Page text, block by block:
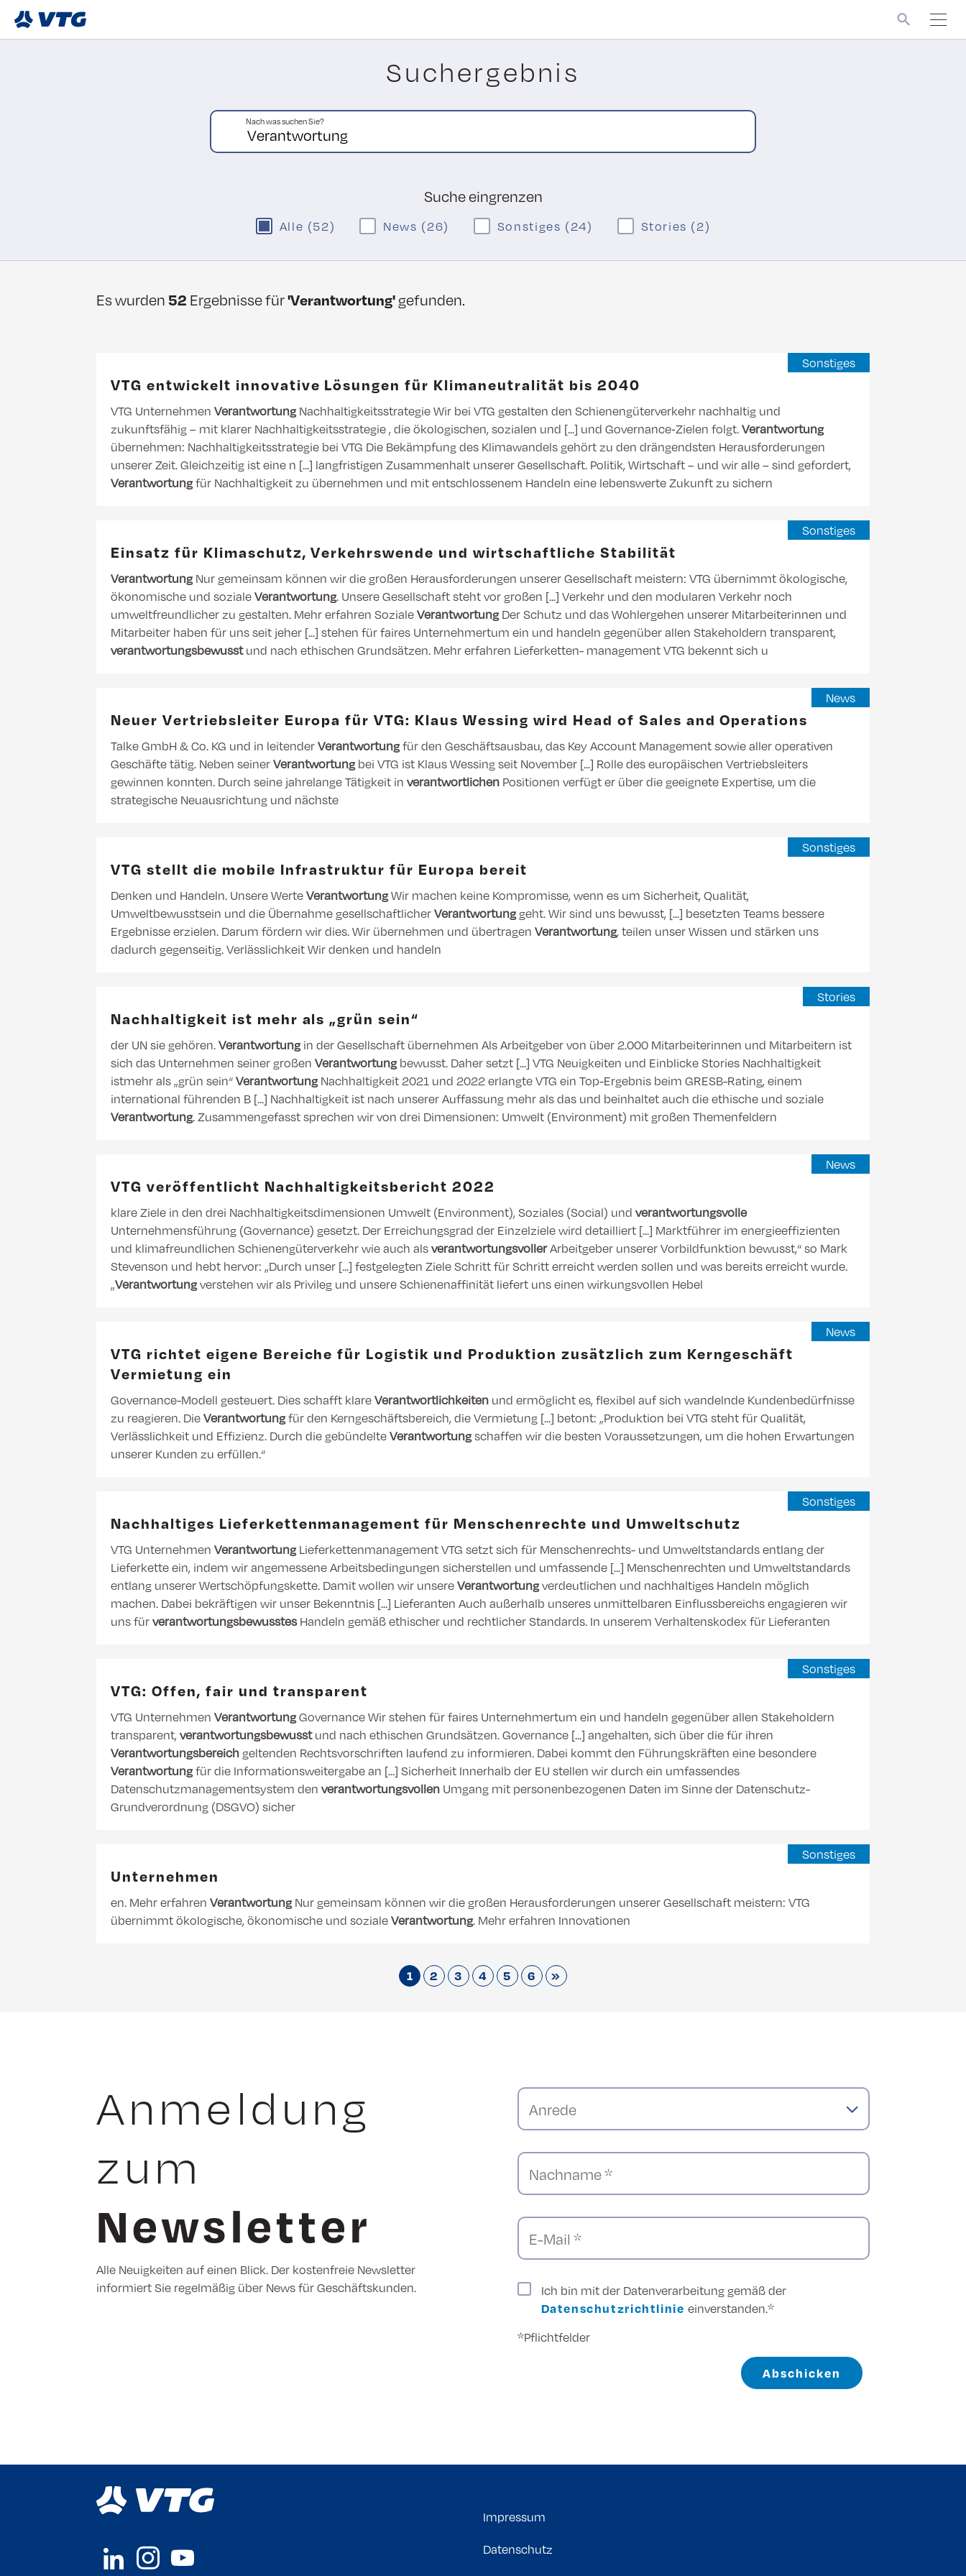
Suchergebnis
Nach was suchen Sie?
Suche eingrenzen
Alle (52) News (26) Sonstiges (24) Stories (2)
Es wurden52 Ergebnisse für'Verantwortung'gefunden.
Sonstiges
VTG entwickelt innovative Lösungen für Klimaneutralität bis 2040
VTG Unternehmen Verantwortung Nachhaltigkeitsstrategie Wir bei VTG gestalten den Schienengüterverkehr nachhaltig und
zukunftsfähig – mit klarer Nachhaltigkeitsstrategie , die ökologischen, sozialen und [...] und Governance‑Zielen folgt.Verantwortung
übernehmen: Nachhaltigkeitsstrategie bei VTG Die Bekämpfung des Klimawandels gehört zu den drängendsten Herausforderungen
unserer Zeit. Gleichzeitig ist eine n [...] langfristigen Zusammenhalt unserer Gesellschaft. Politik, Wirtschaft – und wir alle – sind gefordert,
Verantwortungfür Nachhaltigkeit zu übernehmen und mit entschlossenem Handeln eine lebenswerte Zukunft zu sichern
Sonstiges
Einsatz für Klimaschutz, Verkehrswende und wirtschaftliche Stabilität
Verantwortung Nur gemeinsam können wir die großen Herausforderungen unserer Gesellschaft meistern: VTG übernimmt ökologische,
ökonomische und sozialeVerantwortung. Unsere Gesellschaft steht vor großen [...] Verkehr und den modularen Verkehr noch
umweltfreundlicher zu gestalten. Mehr erfahren SozialeVerantwortung Der Schutz und das Wohlergehen unserer Mitarbeiterinnen und
Mitarbeiter haben für uns seit jeher [...] stehen für faires Unternehmertum ein und handeln gegenüber allen Stakeholdern transparent,
verantwortungsbewusstund nach ethischen Grundsätzen. Mehr erfahren Lieferketten- management VTG bekennt sich u
News
Neuer Vertriebsleiter Europa für VTG: Klaus Wessing wird Head of Sales and Operations
Talke GmbH & Co. KG und in leitenderVerantwortungfür den Geschäftsausbau, das Key Account Management sowie aller operativen
Geschäfte tätig. Neben seinerVerantwortung bei VTG ist Klaus Wessing seit November [...] Rolle des europäischen Vertriebsleiters
gewinnen konnten. Durch seine jahrelange Tätigkeit in verantwortlichen Positionen verfügt er über die geeignete Expertise, um die
strategische Neuausrichtung und nächste
Sonstiges
VTG stellt die mobile Infrastruktur für Europa bereit
Denken und Handeln. Unsere WerteVerantwortungWir machen keine Kompromisse, wenn es um Sicherheit, Qualität,
Umweltbewusstsein und die Übernahme gesellschaftlicherVerantwortunggeht. Wir sind uns bewusst, [...] besetzten Teams bessere
Ergebnisse erzielen. Darum fördern wir dies. Wir übernehmen und übertragen Verantwortung, teilen unser Wissen und stärken uns
dadurch gegenseitig. Verlässlichkeit Wir denken und handeln
Stories
Nachhaltigkeit ist mehr als „grün sein“
der UN sie gehören.Verantwortung in der Gesellschaft übernehmen Als Arbeitgeber von über 2.000 Mitarbeiterinnen und Mitarbeitern ist
sich das Unternehmen seiner großen Verantwortung bewusst. Daher setzt [...] VTG Neuigkeiten und Einblicke Stories Nachhaltigkeit
istmehr als „grün sein“Verantwortung Nachhaltigkeit 2021 und 2022 erlangte VTG ein Top-Ergebnis beim GRESB-Rating, einem
international führenden B [...] Nachhaltigkeit ist nach unserer Auffassung mehr als das und beinhaltet auch die ethische und soziale
Verantwortung. Zusammengefasst sprechen wir von drei Dimensionen: Umwelt (Environment) mit großen Themenfeldern
News
VTG veröffentlicht Nachhaltigkeitsbericht 2022
klare Ziele in den drei Nachhaltigkeitsdimensionen Umwelt (Environment), Soziales (Social) und verantwortungsvolle
Unternehmensführung (Governance) gesetzt. Der Erreichungsgrad der Einzelziele wird detailliert [...] Marktführer im energieeffizienten
und klimafreundlichen Schienengüterverkehr wie auch alsverantwortungsvollerArbeitgeber unserer Vorbildfunktion bewusst,“ so Mark
Stevenson und hebt hervor: „Durch unser [...] festgelegten Ziele Schritt für Schritt erreicht werden sollen und was bereits erreicht wurde.
„Verantwortungverstehen wir als Privileg und unsere Schienenaffinität liefert uns einen wirkungsvollen Hebel
News
VTG richtet eigene Bereiche für Logistik und Produktion zusätzlich zum Kerngeschäft
Vermietung ein
Governance-Modell gesteuert. Dies schafft klareVerantwortlichkeiten und ermöglicht es, flexibel auf sich wandelnde Kundenbedürfnisse
zu reagieren. DieVerantwortungfür den Kerngeschäftsbereich, die Vermietung [...] betont: „Produktion bei VTG steht für Qualität,
Verlässlichkeit und Effizienz. Durch die gebündelteVerantwortungschaffen wir die besten Voraussetzungen, um die hohen Erwartungen
unserer Kunden zu erfüllen.“
Sonstiges
Nachhaltiges Lieferkettenmanagement für Menschenrechte und Umweltschutz
VTG Unternehmen Verantwortung Lieferkettenmanagement VTG setzt sich für Menschenrechts- und Umweltstandards entlang der
Lieferkette ein, indem wir angemessene Arbeitsbedingungen sicherstellen und umfassende [...] Menschenrechten und Umweltstandards
entlang unserer Wertschöpfungskette. Damit wollen wir unsereVerantwortungverdeutlichen und nachhaltiges Handeln möglich
machen. Dabei bekräftigen wir unser Bekenntnis [...] Lieferanten Auch außerhalb unseres unmittelbaren Einflussbereichs engagieren wir
uns fürverantwortungsbewusstesHandeln gemäß ethischer und rechtlicher Standards. In unserem Verhaltenskodex für Lieferanten
Sonstiges
VTG: Offen, fair und transparent
VTG Unternehmen VerantwortungGovernance Wir stehen für faires Unternehmertum ein und handeln gegenüber allen Stakeholdern
transparent,verantwortungsbewusstund nach ethischen Grundsätzen. Governance [...] angehalten, sich über die für ihren
Verantwortungsbereichgeltenden Rechtsvorschriften laufend zu informieren. Dabei kommt den Führungskräften eine besondere
Verantwortungfür die Informationsweitergabe an [...] Sicherheit Innerhalb der EU stellen wir durch ein umfassendes
Datenschutzmanagementsystem den verantwortungsvollen Umgang mit personenbezogenen Daten im Sinne der Datenschutz-
Grundverordnung (DSGVO) sicher
Sonstiges
Unternehmen
en. Mehr erfahren Verantwortung Nur gemeinsam können wir die großen Herausforderungen unserer Gesellschaft meistern: VTG
übernimmt ökologische, ökonomische und sozialeVerantwortung. Mehr erfahren Innovationen
1 2 3 4 5 6 »
Anmeldung
zum
Newsletter
Alle Neuigkeiten auf einen Blick. Der kostenfreie Newsletter
informiert Sie regelmäßig über News für Geschäftskunden.
Anrede
Nachname *
E-Mail *
Ich bin mit der Datenverarbeitung gemäß der
Datenschutzrichtlinie einverstanden.*
*Pflichtfelder
Abschicken
Impressum
Datenschutz